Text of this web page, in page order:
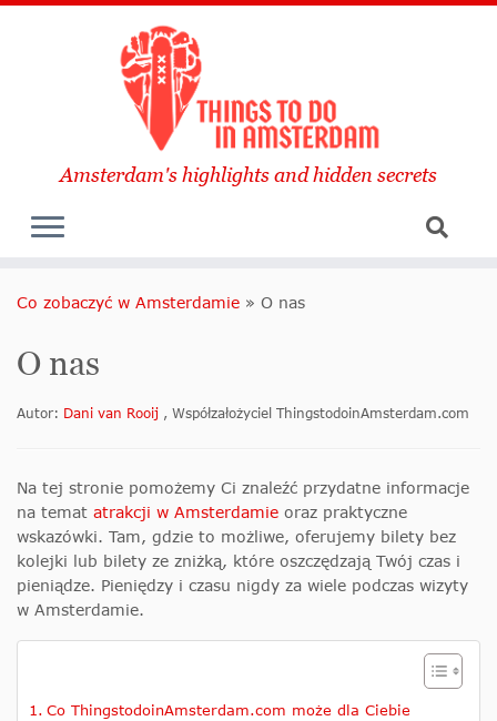
Amsterdam's highlights and hidden secrets
Co zobaczyć w Amsterdamie » O nas
O nas
Autor: Dani van Rooij , Współzałożyciel ThingstodoinAmsterdam.com
Na tej stronie pomożemy Ci znaleźć przydatne informacje
na temat atrakcji w Amsterdamie oraz praktyczne
wskazówki. Tam, gdzie to możliwe, oferujemy bilety bez
kolejki lub bilety ze zniżką, które oszczędzają Twój czas i
pieniądze. Pieniędzy i czasu nigdy za wiele podczas wizyty
w Amsterdamie.
Co ThingstodoinAmsterdam.com może dla Ciebie